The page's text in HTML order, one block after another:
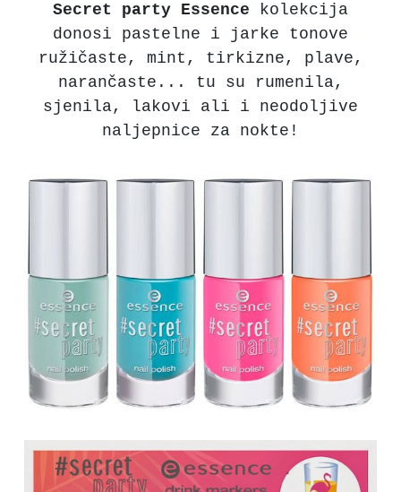
Secret party Essence kolekcija
donosi pastelne i jarke tonove
ružičaste, mint, tirkizne, plave,
narančaste... tu su rumenila,
sjenila, lakovi ali i neodoljive
naljepnice za nokte!